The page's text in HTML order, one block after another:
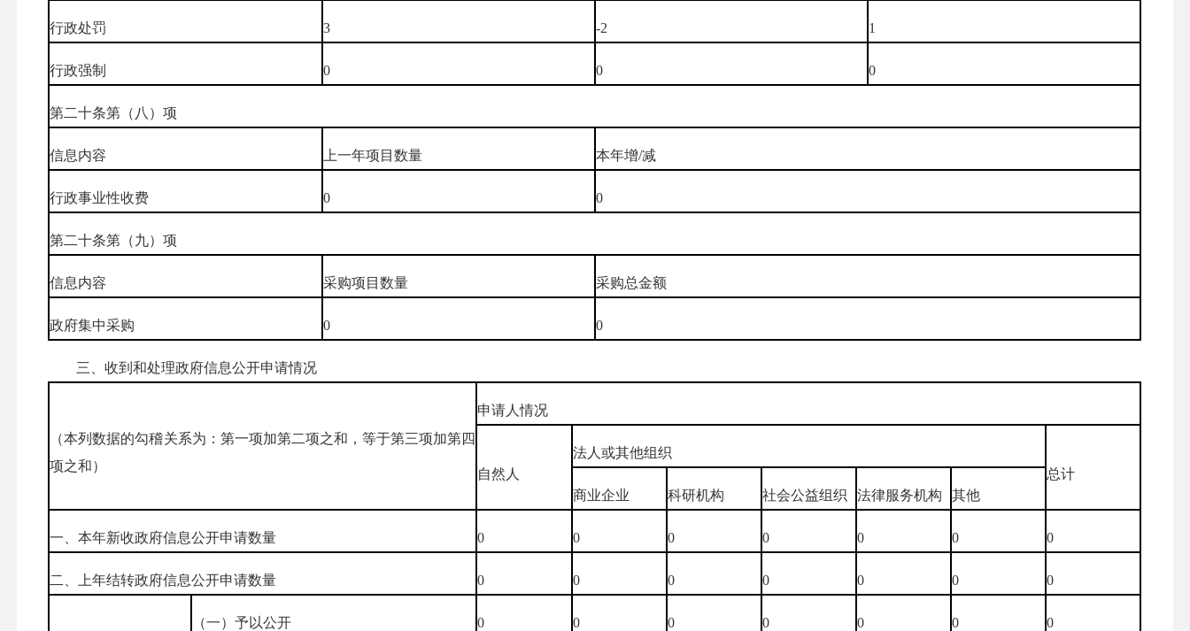
行政处罚 3 -2 1
行政强制 0 0 0
第二十条第（八）项
信息内容 上一年项目数量 本年增/减
行政事业性收费 0 0
第二十条第（九）项
信息内容 采购项目数量 采购总金额
政府集中采购 0 0
三、收到和处理政府信息公开申请情况
（本列数据的勾稽关系为：第一项加第二项之和，等于第三项加第四
项之和）
申请人情况
自然人
法人或其他组织
总计
商业企业
科研机构 社会公益组织 法律服务机构 其他
一、本年新收政府信息公开申请数量 0 0 0 0 0 0 0
二、上年结转政府信息公开申请数量 0 0 0 0 0 0 0
（一）予以公开 0 0 0 0 0 0 0